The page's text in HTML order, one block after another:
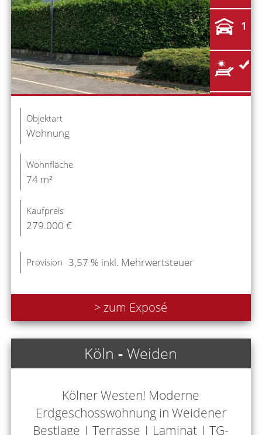
1
Objektart
Wohnung
Wohnfläche
74 m²
Kaufpreis
279.000 €
Provision 3,57 % inkl. Mehrwertsteuer
> zum Exposé
Köln -Weiden
Kölner Westen! Moderne
Erdgeschosswohnung in Weidener
Bestlage | Terrasse | Laminat | TG-